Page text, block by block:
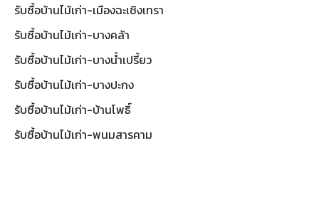
รับซื้อบ้านไม้เก่า-เมืองฉะเชิงเทรา
รับซื้อบ้านไม้เก่า-บางคล้า
รับซื้อบ้านไม้เก่า-บางน้ำเปรี้ยว
รับซื้อบ้านไม้เก่า-บางปะกง
รับซื้อบ้านไม้เก่า-บ้านโพธิ์
รับซื้อบ้านไม้เก่า-พนมสารคาม